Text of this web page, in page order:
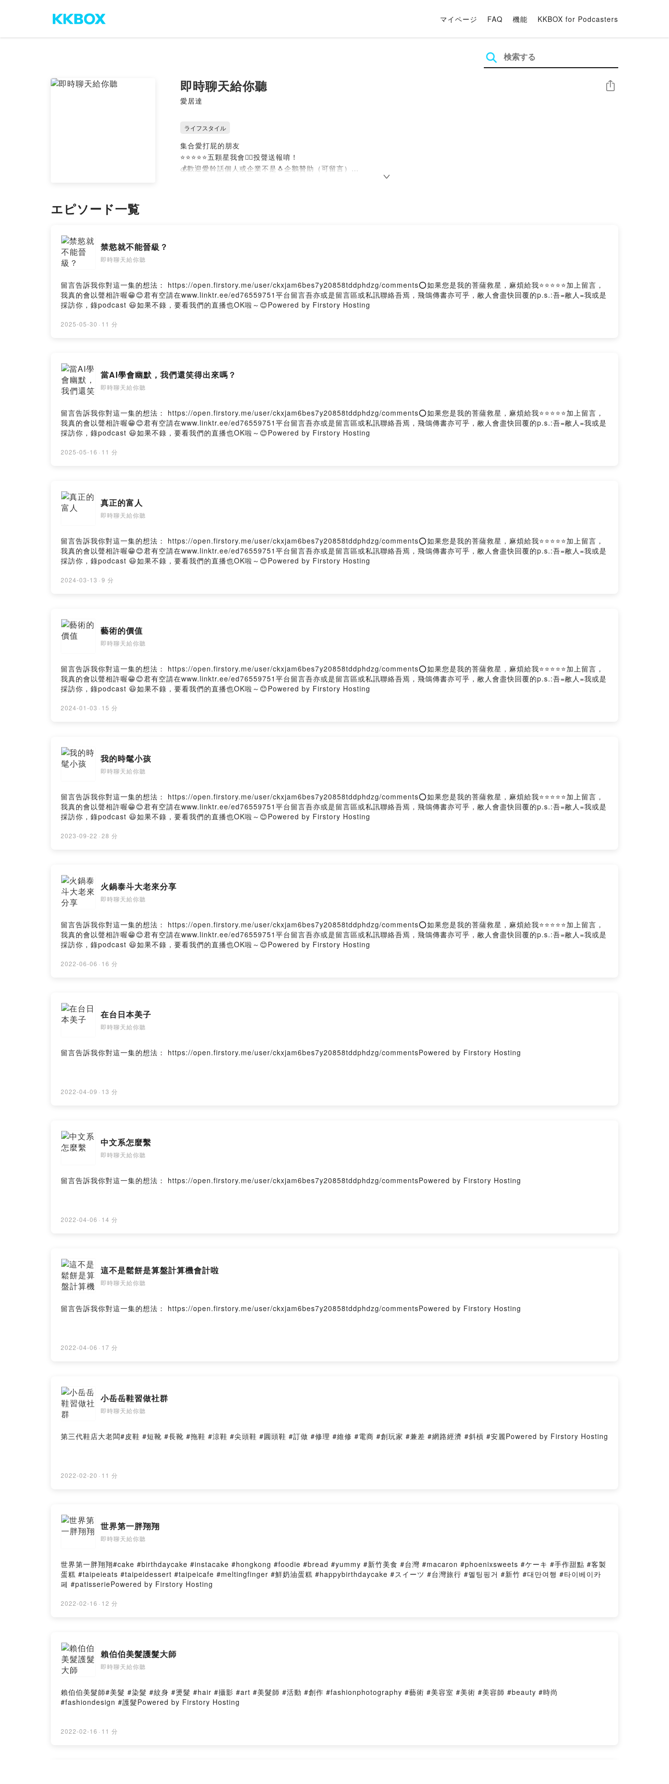
マイページ FAQ 機能 KKBOX for Podcasters
即時聊天給你聽
愛居達
シェア
ライフスタイル
集合愛打屁的朋友
⭐⭐⭐⭐⭐五顆星我會🤽‍♂️投聲送報唷！
💰歡迎愛幹話個人或企業不是🐧企鵝贊助（可留言）
Powered by Firstory Hosting
エピソード一覧
禁慾就不能晉級？
即時聊天給你聽
留言告訴我你對這一集的想法： https://open.firstory.me/user/ckxjam6bes7y20858tddphdzg/comments⭕️如果您是我的菩薩救星，麻煩給我⭐️⭐️⭐️⭐️⭐️加上留言，
我真的會以聲相許喔😁😊君有空請在www.linktr.ee/ed76559751平台留言吾亦或是留言區或私訊聯絡吾焉，飛鴿傳書亦可乎，敝人會盡快回覆的p.s.:吾=敝人=我或是
採訪你，錄podcast 😃如果不錄，要看我們的直播也OK啦～😊Powered by Firstory Hosting
2025-05-30 · 11 分
當AI學會幽默，我們還笑得出來嗎？
即時聊天給你聽
留言告訴我你對這一集的想法： https://open.firstory.me/user/ckxjam6bes7y20858tddphdzg/comments⭕️如果您是我的菩薩救星，麻煩給我⭐️⭐️⭐️⭐️⭐️加上留言，
我真的會以聲相許喔😁😊君有空請在www.linktr.ee/ed76559751平台留言吾亦或是留言區或私訊聯絡吾焉，飛鴿傳書亦可乎，敝人會盡快回覆的p.s.:吾=敝人=我或是
採訪你，錄podcast 😃如果不錄，要看我們的直播也OK啦～😊Powered by Firstory Hosting
2025-05-16 · 11 分
真正的富人
即時聊天給你聽
留言告訴我你對這一集的想法： https://open.firstory.me/user/ckxjam6bes7y20858tddphdzg/comments⭕️如果您是我的菩薩救星，麻煩給我⭐️⭐️⭐️⭐️⭐️加上留言，
我真的會以聲相許喔😁😊君有空請在www.linktr.ee/ed76559751平台留言吾亦或是留言區或私訊聯絡吾焉，飛鴿傳書亦可乎，敝人會盡快回覆的p.s.:吾=敝人=我或是
採訪你，錄podcast 😃如果不錄，要看我們的直播也OK啦～😊Powered by Firstory Hosting
2024-03-13 · 9 分
藝術的價值
即時聊天給你聽
留言告訴我你對這一集的想法： https://open.firstory.me/user/ckxjam6bes7y20858tddphdzg/comments⭕️如果您是我的菩薩救星，麻煩給我⭐️⭐️⭐️⭐️⭐️加上留言，
我真的會以聲相許喔😁😊君有空請在www.linktr.ee/ed76559751平台留言吾亦或是留言區或私訊聯絡吾焉，飛鴿傳書亦可乎，敝人會盡快回覆的p.s.:吾=敝人=我或是
採訪你，錄podcast 😃如果不錄，要看我們的直播也OK啦～😊Powered by Firstory Hosting
2024-01-03 · 15 分
我的時髦小孩
即時聊天給你聽
留言告訴我你對這一集的想法： https://open.firstory.me/user/ckxjam6bes7y20858tddphdzg/comments⭕️如果您是我的菩薩救星，麻煩給我⭐️⭐️⭐️⭐️⭐️加上留言，
我真的會以聲相許喔😁😊君有空請在www.linktr.ee/ed76559751平台留言吾亦或是留言區或私訊聯絡吾焉，飛鴿傳書亦可乎，敝人會盡快回覆的p.s.:吾=敝人=我或是
採訪你，錄podcast 😃如果不錄，要看我們的直播也OK啦～😊Powered by Firstory Hosting
2023-09-22 · 28 分
火鍋泰斗大老來分享
即時聊天給你聽
留言告訴我你對這一集的想法： https://open.firstory.me/user/ckxjam6bes7y20858tddphdzg/comments⭕️如果您是我的菩薩救星，麻煩給我⭐️⭐️⭐️⭐️⭐️加上留言，
我真的會以聲相許喔😁😊君有空請在www.linktr.ee/ed76559751平台留言吾亦或是留言區或私訊聯絡吾焉，飛鴿傳書亦可乎，敝人會盡快回覆的p.s.:吾=敝人=我或是
採訪你，錄podcast 😃如果不錄，要看我們的直播也OK啦～😊Powered by Firstory Hosting
2022-06-06 · 16 分
在台日本美子
即時聊天給你聽
留言告訴我你對這一集的想法： https://open.firstory.me/user/ckxjam6bes7y20858tddphdzg/commentsPowered by Firstory Hosting
2022-04-09 · 13 分
中文系怎麼繫
即時聊天給你聽
留言告訴我你對這一集的想法： https://open.firstory.me/user/ckxjam6bes7y20858tddphdzg/commentsPowered by Firstory Hosting
2022-04-06 · 14 分
這不是鬆餅是算盤計算機會計啦
即時聊天給你聽
留言告訴我你對這一集的想法： https://open.firstory.me/user/ckxjam6bes7y20858tddphdzg/commentsPowered by Firstory Hosting
2022-04-06 · 17 分
小岳岳鞋習做社群
即時聊天給你聽
第三代鞋店大老闆#皮鞋 #短靴 #長靴 #拖鞋 #涼鞋 #尖頭鞋 #圓頭鞋 #訂做 #修理 #維修 #電商 #創玩家 #兼差 #網路經濟 #斜槓 #安麗Powered by Firstory Hosting
2022-02-20 · 11 分
世界第一胖翔翔
即時聊天給你聽
世界第一胖翔翔#cake #birthdaycake #instacake #hongkong #foodie #bread #yummy #新竹美食 #台灣 #macaron #phoenixsweets #ケーキ #手作甜點 #客製
蛋糕 #taipeieats #taipeidessert #taipeicafe #meltingfinger #鮮奶油蛋糕 #happybirthdaycake #スイーツ #台灣旅行 #멜팅핑거 #新竹 #대만여행 #타이베이카
페 #patisseriePowered by Firstory Hosting
2022-02-16 · 12 分
賴伯伯美髮護髮大師
即時聊天給你聽
賴伯伯美髮師#美髮 #染髮 #紋身 #燙髮 #hair #攝影 #art #美髮師 #活動 #創作 #fashionphotography #藝術 #美容室 #美術 #美容師 #beauty #時尚
#fashiondesign #護髮Powered by Firstory Hosting
2022-02-16 · 11 分